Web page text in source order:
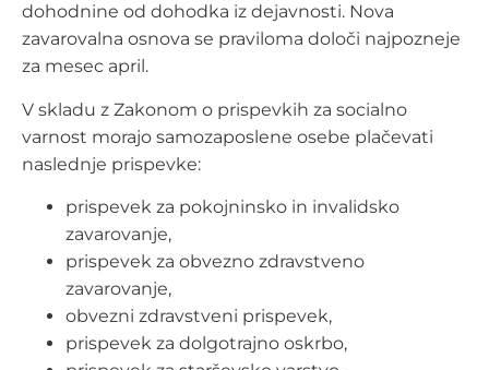
dohodnine od dohodka iz dejavnosti. Nova
zavarovalna osnova se praviloma določi najpozneje
za mesec april.
V skladu z Zakonom o prispevkih za socialno
varnost morajo samozaposlene osebe plačevati
naslednje prispevke:
prispevek za pokojninsko in invalidsko
zavarovanje,
prispevek za obvezno zdravstveno
zavarovanje,
obvezni zdravstveni prispevek,
prispevek za dolgotrajno oskrbo,